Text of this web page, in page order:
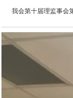
我会第十届理监事会